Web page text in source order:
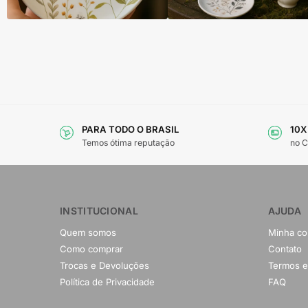
PARA TODO O BRASIL
Temos ótima reputação no
INSTITUCIONAL
Quem somos
Como comprar
Trocas e Devoluções
Política de Privacidade
AJUDA
Minha
Contato
Termos
FAQ